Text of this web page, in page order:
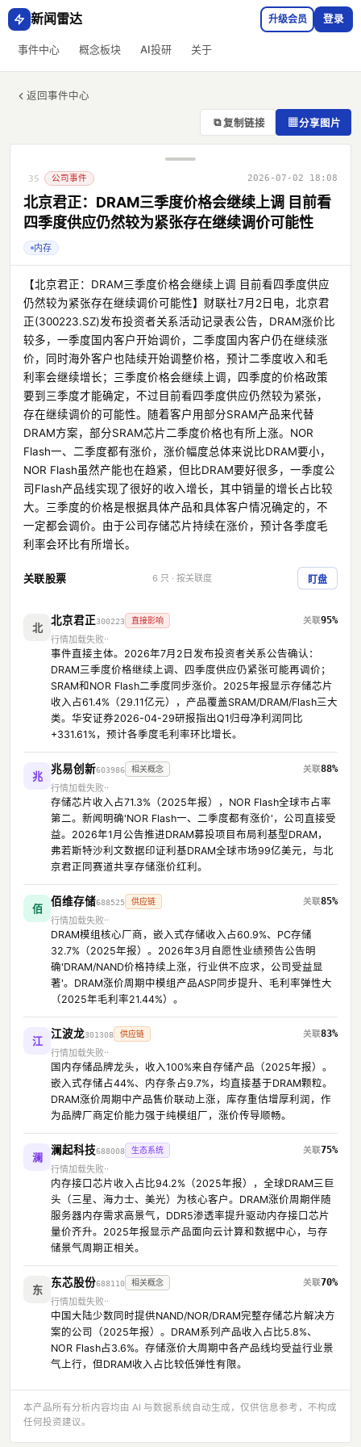
新闻雷达
事件中心 概念板块 AI投研 关于
升级会员 登录
返回事件中心
⧉ 复制链接 ▦分享图片
35 公司事件 2026-07-02 18:08
北京君正：DRAM三季度价格会继续上调 目前看
四季度供应仍然较为紧张存在继续调价可能性
内存
【北京君正：DRAM三季度价格会继续上调 目前看四季度供应
仍然较为紧张存在继续调价可能性】财联社7月2日电，北京君
正(300223.SZ)发布投资者关系活动记录表公告，DRAM涨价比
较多，一季度国内客户开始调价，二季度国内客户仍在继续涨
价，同时海外客户也陆续开始调整价格，预计二季度收入和毛
利率会继续增长；三季度价格会继续上调，四季度的价格政策
要到三季度才能确定，不过目前看四季度供应仍然较为紧张，
存在继续调价的可能性。随着客户用部分SRAM产品来代替
DRAM方案，部分SRAM芯片二季度价格也有所上涨。NOR
Flash一、二季度都有涨价，涨价幅度总体来说比DRAM要小，
NOR Flash虽然产能也在趋紧，但比DRAM要好很多，一季度公
司Flash产品线实现了很好的收入增长，其中销量的增长占比较
大。三季度的价格是根据具体产品和具体客户情况确定的，不
一定都会调价。由于公司存储芯片持续在涨价，预计各季度毛
利率会环比有所增长。
关联股票 6 只 · 按关联度 盯盘
北
北京君正300223 直接影响
95%
行情加载失败
事件直接主体。2026年7月2日发布投资者关系公告确认：
DRAM三季度价格继续上调、四季度供应仍紧张可能再调价；
SRAM和NOR Flash二季度同步涨价。2025年报显示存储芯片
收入占61.4%（29.11亿元），产品覆盖SRAM/DRAM/Flash三大
类。华安证券2026-04-29研报指出Q1归母净利润同比
+331.61%，预计各季度毛利率环比增长。
兆
兆易创新603986 相关概念
88%
行情加载失败
存储芯片收入占71.3%（2025年报），NOR Flash全球市占率
第二。新闻明确'NOR Flash一、二季度都有涨价'，公司直接受
益。2026年1月公告推进DRAM募投项目布局利基型DRAM，
弗若斯特沙利文数据印证利基DRAM全球市场99亿美元，与北
京君正同赛道共享存储涨价红利。
佰
佰维存储688525 供应链
85%
行情加载失败
DRAM模组核心厂商，嵌入式存储收入占60.9%、PC存储
32.7%（2025年报）。2026年3月自愿性业绩预告公告明
确'DRAM/NAND价格持续上涨，行业供不应求，公司受益显
著'。DRAM涨价周期中模组产品ASP同步提升、毛利率弹性大
（2025年毛利率21.44%）。
江
江波龙301308 供应链
83%
行情加载失败
国内存储品牌龙头，收入100%来自存储产品（2025年报）。
嵌入式存储占44%、内存条占9.7%，均直接基于DRAM颗粒。
DRAM涨价周期中产品售价联动上涨，库存重估增厚利润，作
为品牌厂商定价能力强于纯模组厂，涨价传导顺畅。
澜
澜起科技688008 生态系统
75%
行情加载失败
内存接口芯片收入占比94.2%（2025年报），全球DRAM三巨
头（三星、海力士、美光）为核心客户。DRAM涨价周期伴随
服务器内存需求高景气，DDR5渗透率提升驱动内存接口芯片
量价齐升。2025年报显示产品面向云计算和数据中心，与存
储景气周期正相关。
东
东芯股份688110 相关概念
70%
行情加载失败
中国大陆少数同时提供NAND/NOR/DRAM完整存储芯片解决方
案的公司（2025年报）。DRAM系列产品收入占比5.8%、
NOR Flash占3.6%。存储涨价大周期中各产品线均受益行业景
气上行，但DRAM收入占比较低弹性有限。
本产品所有分析内容均由 AI 与数据系统自动生成，仅供信息参考，不构成
任何投资建议。